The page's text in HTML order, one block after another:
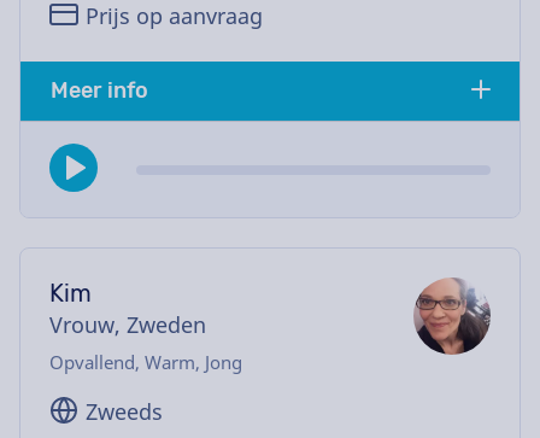
Prijs op aanvraag
Meer info
Kim
Vrouw, Zweden
Opvallend, Warm, Jong
Zweeds